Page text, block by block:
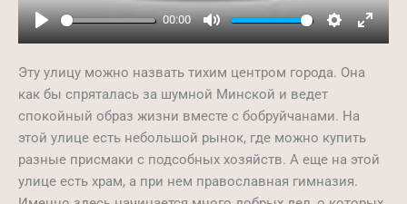
Play
00:00
Mute Settings
Эту улицу можно назвать тихим центром города. Она
как бы спряталась за шумной Минской и ведет
спокойный образ жизни вместе с бобруйчанами. На
этой улице есть небольшой рынок, где можно купить
разные присмаки с подсобных хозяйств. А еще на этой
улице есть храм, а при нем православная гимназия.